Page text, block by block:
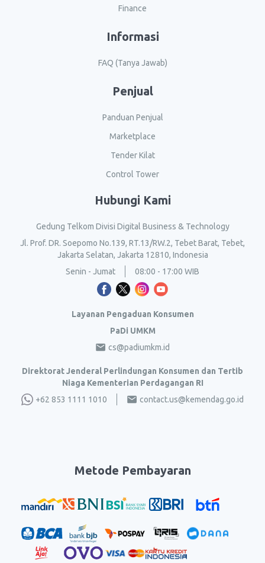
Finance
Informasi
FAQ (Tanya Jawab)
Penjual
Panduan Penjual
Marketplace
Tender Kilat
Control Tower
Hubungi Kami
Gedung Telkom Divisi Digital Business & Technology
Jl. Prof. DR. Soepomo No.139, RT.13/RW.2, Tebet Barat, Tebet,
Jakarta Selatan, Jakarta 12810, Indonesia
Senin - Jumat
08:00 - 17:00 WIB
Layanan Pengaduan Konsumen
PaDi UMKM
cs@padiumkm.id
Direktorat Jenderal Perlindungan Konsumen dan Tertib
Niaga Kementerian Perdagangan RI
+62 853 1111 1010
contact.us@kemendag.go.id
Metode Pembayaran